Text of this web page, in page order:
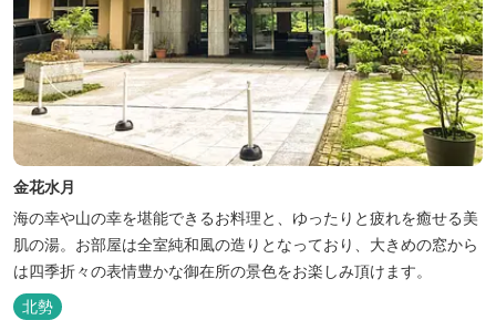
金花水月
海の幸や山の幸を堪能できるお料理と、ゆったりと疲れを癒せる美
肌の湯。お部屋は全室純和風の造りとなっており、大きめの窓から
は四季折々の表情豊かな御在所の景色をお楽しみ頂けます。
北勢